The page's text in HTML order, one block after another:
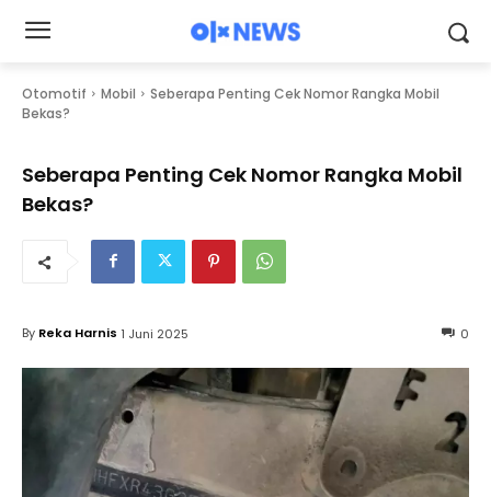
Otomotif Mobil
Seberapa Penting Cek Nomor Rangka Mobil
Bekas?
Seberapa Penting Cek Nomor Rangka Mobil
Bekas?
0
By Reka Harnis 1 Juni 2025